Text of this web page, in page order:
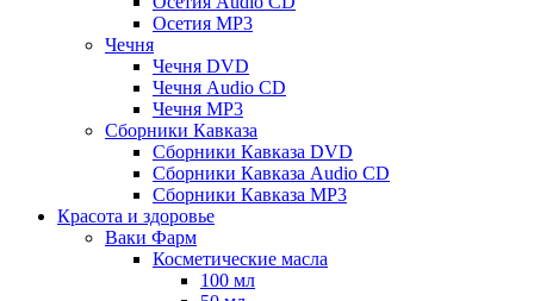
Осетия MP3
Чечня
Чечня DVD
Чечня Audio CD
Чечня MP3
Сборники Кавказа
Сборники Кавказа DVD
Сборники Кавказа Audio CD
Сборники Кавказа MP3
Красота и здоровье
Ваки Фарм
Косметические масла
100 мл